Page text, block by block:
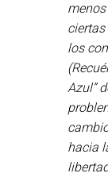
ciertas
los
Azul”
hacia